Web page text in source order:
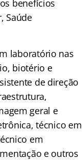
benefícios
Saúde
laboratório nas
biotério e
de direção
geral e
técnico em
em
e outros